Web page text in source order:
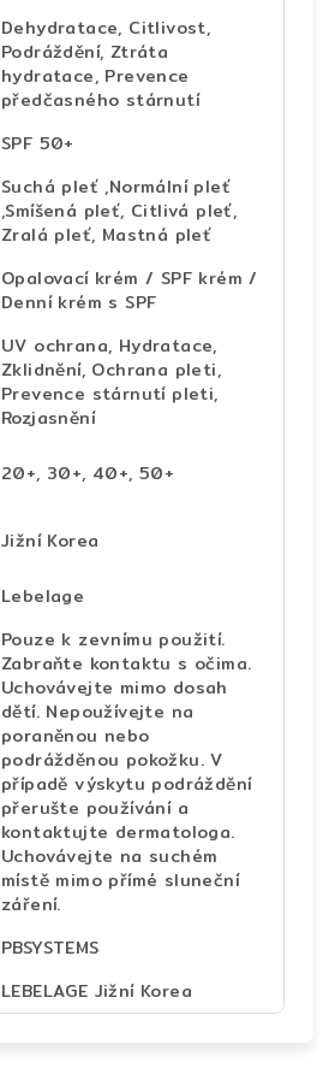
Dehydratace, Citlivost,
Podráždění, Ztráta
hydratace, Prevence
předčasného stárnutí
SPF 50+
Suchá pleť ,Normální pleť
,Smíšená pleť, Citlivá pleť,
Zralá pleť, Mastná pleť
Opalovací krém / SPF krém /
Denní krém s SPF
UV ochrana, Hydratace,
Zklidnění, Ochrana pleti,
Prevence stárnutí pleti,
Rozjasnění
20+, 30+, 40+, 50+
Jižní Korea
Lebelage
Pouze k zevnímu použití.
Zabraňte kontaktu s očima.
Uchovávejte mimo dosah
dětí. Nepoužívejte na
poraněnou nebo
podrážděnou pokožku. V
případě výskytu podráždění
přerušte používání a
kontaktujte dermatologa.
Uchovávejte na suchém
místě mimo přímé sluneční
záření.
PBSYSTEMS
LEBELAGE Jižní Korea